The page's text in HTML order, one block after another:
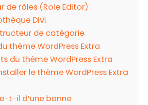
de rôles (Role Editor)
Divi
de catégorie
thème WordPress Extra
du thème WordPress Extra
le thème WordPress Extra
t-il d’une bonne